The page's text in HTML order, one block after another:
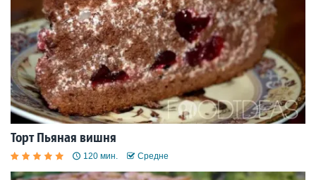
Торт Пьяная вишня
120 мин. Средне